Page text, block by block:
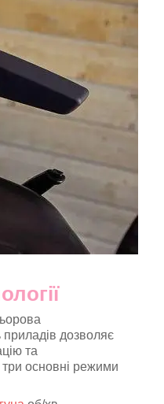
приладів дозволяє
та
основні режими